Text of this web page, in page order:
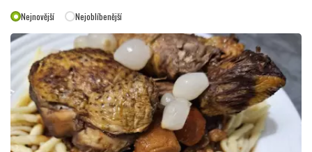
Nejnovější Nejoblíbenější